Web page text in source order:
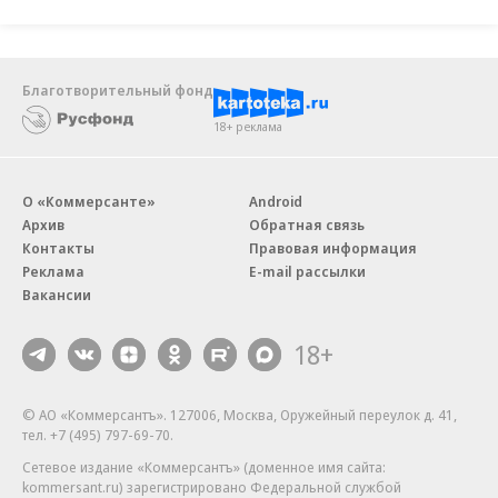
компании также растет. Но, отмечает он,
сегмент доставки готовых рационов
настроен на регулярного потребителя,
которого в нестабильное время стало
сложнее удержать.
много усилий, чтобы не допустить снижения
выручки, говорит господин Ашин. Основатель
Performance Group Артур Зеленый рассчитывает,
что во втором полугодии спрос поддержит запуск
бюджетной линейки, что позволит привлечь
Благотворительный фонд
18+ реклама
О «Коммерсанте»
Архив
Контакты
Реклама
Вакансии
Android
Обратная связь
Правовая информация
E-mail рассылки
18+
© АО «Коммерсантъ». 127006, Москва, Оружейный переулок д. 41,
тел. +7 (495) 797-69-70.
Сетевое издание «Коммерсантъ» (доменное имя сайта:
kommersant.ru) зарегистрировано Федеральной службой